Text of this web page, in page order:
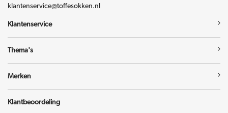
klantenservice@toffesokken.nl
Klantenservice
Thema's
Merken
Klantbeoordeling